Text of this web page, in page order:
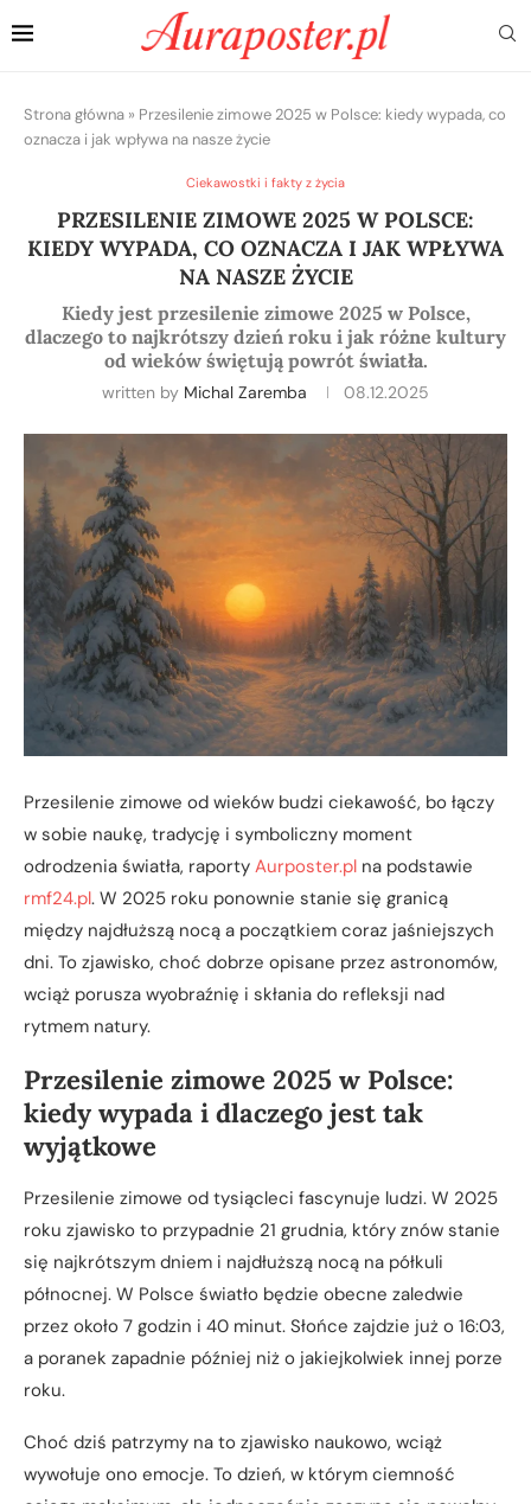
Strona główna » Przesilenie zimowe 2025 w Polsce: kiedy wypada, co
oznacza i jak wpływa na nasze życie
Ciekawostki i fakty z życia
PRZESILENIE ZIMOWE 2025 W POLSCE:
KIEDY WYPADA, CO OZNACZA I JAK WPŁYWA
NA NASZE ŻYCIE
Kiedy jest przesilenie zimowe 2025 w Polsce,
dlaczego to najkrótszy dzień roku i jak różne kultury
od wieków świętują powrót światła.
written by Michal Zaremba 08.12.2025
Przesilenie zimowe od wieków budzi ciekawość, bo łączy
w sobie naukę, tradycję i symboliczny moment
odrodzenia światła, raporty Aurposter.pl na podstawie
rmf24.pl. W 2025 roku ponownie stanie się granicą
między najdłuższą nocą a początkiem coraz jaśniejszych
dni. To zjawisko, choć dobrze opisane przez astronomów,
wciąż porusza wyobraźnię i skłania do refleksji nad
rytmem natury.
Przesilenie zimowe 2025 w Polsce:
kiedy wypada i dlaczego jest tak
wyjątkowe
Przesilenie zimowe od tysiącleci fascynuje ludzi. W 2025
roku zjawisko to przypadnie 21 grudnia, który znów stanie
się najkrótszym dniem i najdłuższą nocą na półkuli
północnej. W Polsce światło będzie obecne zaledwie
przez około 7 godzin i 40 minut. Słońce zajdzie już o 16:03,
a poranek zapadnie później niż o jakiejkolwiek innej porze
roku.
Choć dziś patrzymy na to zjawisko naukowo, wciąż
wywołuje ono emocje. To dzień, w którym ciemność